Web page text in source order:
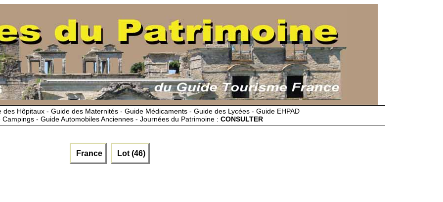
Hôpitaux - Guide des Maternités - Guide Médicaments - Guide des Lycées - Guide EHPAD
- Guide Automobiles Anciennes - Journées du Patrimoine : CONSULTER
France Lot (46)